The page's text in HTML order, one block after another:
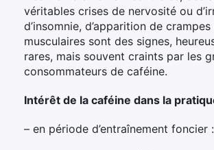
véritables crises de nervosité ou
d’insomnie, d’apparition de
musculaires sont des signes,
rares, mais souvent craints par les
consommateurs de caféine.
Intérêt de la caféine dans la
– en période d’entraînement foncier :